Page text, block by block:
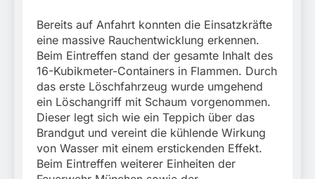
Bereits auf Anfahrt konnten die Einsatzkräfte
eine massive Rauchentwicklung erkennen.
Beim Eintreffen stand der gesamte Inhalt des
16-Kubikmeter-Containers in Flammen. Durch
das erste Löschfahrzeug wurde umgehend
ein Löschangriff mit Schaum vorgenommen.
Dieser legt sich wie ein Teppich über das
Brandgut und vereint die kühlende Wirkung
von Wasser mit einem erstickenden Effekt.
Beim Eintreffen weiterer Einheiten der